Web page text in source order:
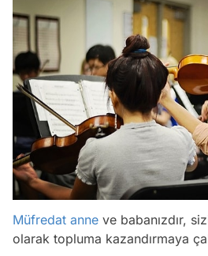
Müfredat anne ve babanızdır,
olarak topluma kazandırmaya